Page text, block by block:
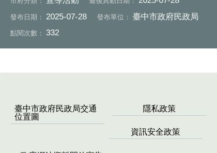
發布日期： 2025-07-28 發布單位： 臺中市政府民政局
點閱次數： 332
臺中市政府民政局交通
位置圖
隱私政策
資訊安全政策